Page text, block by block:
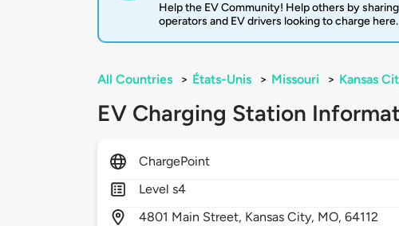
Help the EV Community! Help others by
operators and EV drivers looking to charge here.
All Countries > États-Unis > Missouri > Kansas
EV Charging Station
ChargePoint
Level s4
4801 Main Street, Kansas City, MO,64112